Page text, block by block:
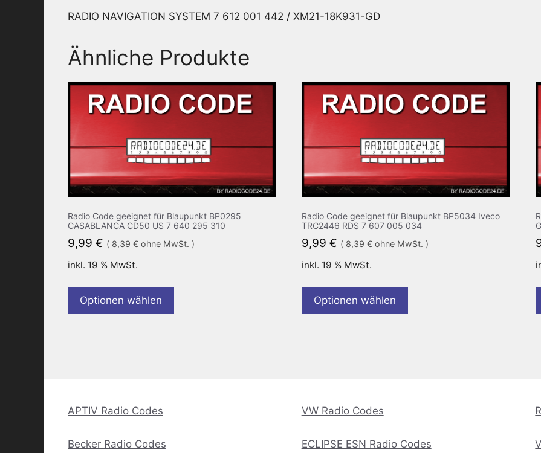
RADIO NAVIGATION SYSTEM 7 612 001 442 / XM21-18K931-GD
Ähnliche Produkte
Radio Code geeignet für Blaupunkt BP0295
CASABLANCA CD50 US 7 640 295 310
9,99 € ( 8,39 € ohne MwSt. )
inkl. 19 % MwSt.
Optionen wählen
Radio Code geeignet für Blaupunkt BP5034 Iveco
TRC2446 RDS 7 607 005 034
9,99 € ( 8,39 €ohne MwSt. )
inkl. 19 % MwSt.
Optionen wählen
APTIV Radio Codes
Becker Radio Codes
VW Radio Codes
ECLIPSE ESN Radio Codes